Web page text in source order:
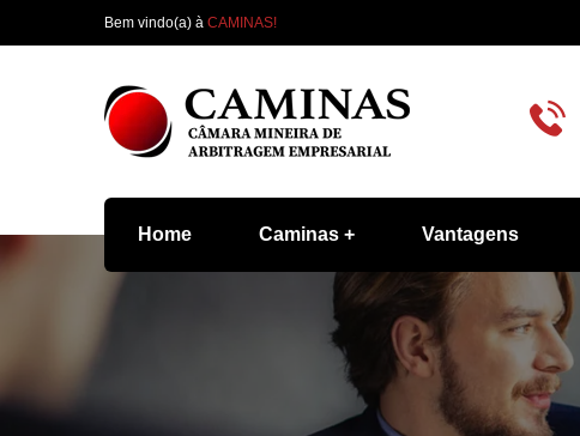
Bem vindo(a) à CAMINAS!
Home Caminas Vantagens